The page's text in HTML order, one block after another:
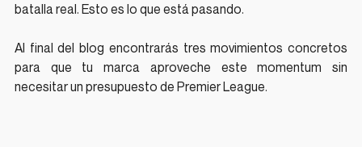
batalla real. Esto es lo que está pasando.
Al final del blog encontrarás tres movimientos concretos
para que tu marca aproveche este momentum sin
necesitar un presupuesto de Premier League.